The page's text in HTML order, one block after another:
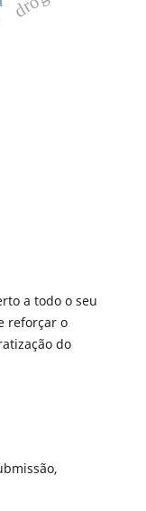
a todo o seu
reforçar o
do